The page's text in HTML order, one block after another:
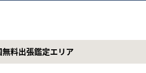
無料出張鑑定エリア